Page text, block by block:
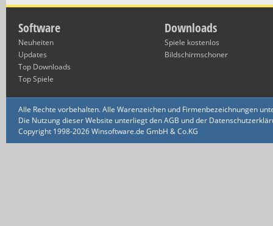
Software
Neuheiten
Updates
Top Downloads
Top Spiele
Downloads
Spiele kostenlos
Bildschirmschoner
Alle Rechte vorbehalten. Alle Warenzeichen und Firmenbezeichnungen
Die Nutzung dieser Website unterliegt den AGB und der
Copyright 1998-2026 Winsoftware.de GmbH & Co.KG